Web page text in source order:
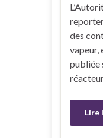
des
vapeur,
publiée
Lire